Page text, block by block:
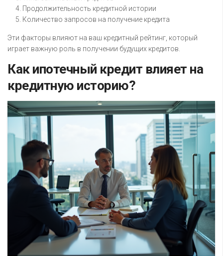
Продолжительность кредитной истории
Количество запросов на получение кредита
Эти факторы влияют на ваш кредитный рейтинг, который
играет важную роль в получении будущих кредитов.
Как ипотечный кредит влияет на
кредитную историю?